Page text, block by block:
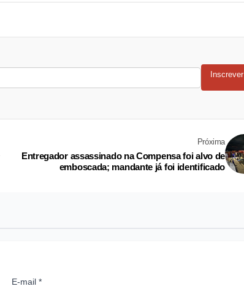
Inscrever
Próxima
Entregador assassinado na Compensa foi alvo de
emboscada; mandante já foi identificado
E-mail *